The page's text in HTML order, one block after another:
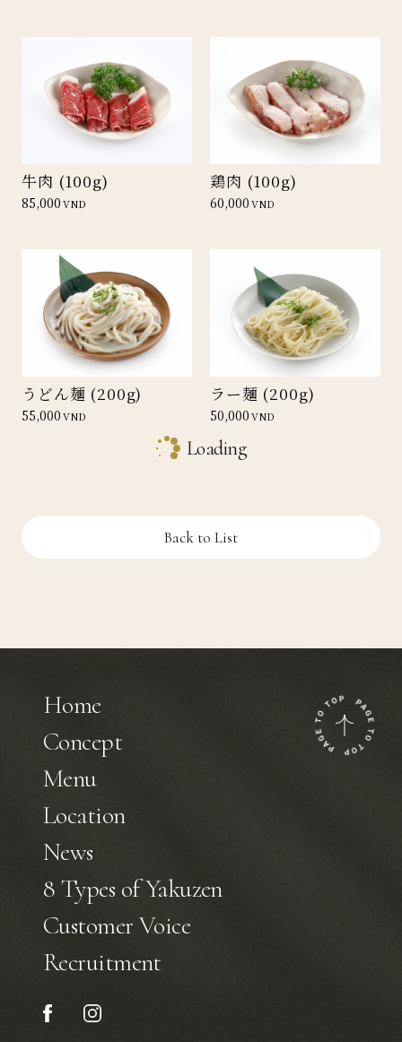
牛肉 (100g)
85,000VND
鶏肉 (100g)
60,000VND
うどん麺 (200g)
55,000VND
ラー麺 (200g)
50,000VND
Loading
Back to List
Home
Concept
Menu
Location
News
8 Types of Yakuzen
Customer Voice
Recruitment